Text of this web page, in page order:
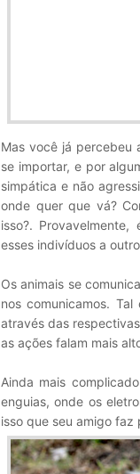
Mas você já percebeu
se importar, e por
simpática e não
onde quer que vá?
isso?.
esses indivíduos a
Os animais se
nos comunicamos.
através das
as ações falam mais
Ainda mais
enguias, onde os
isso que seu amigo